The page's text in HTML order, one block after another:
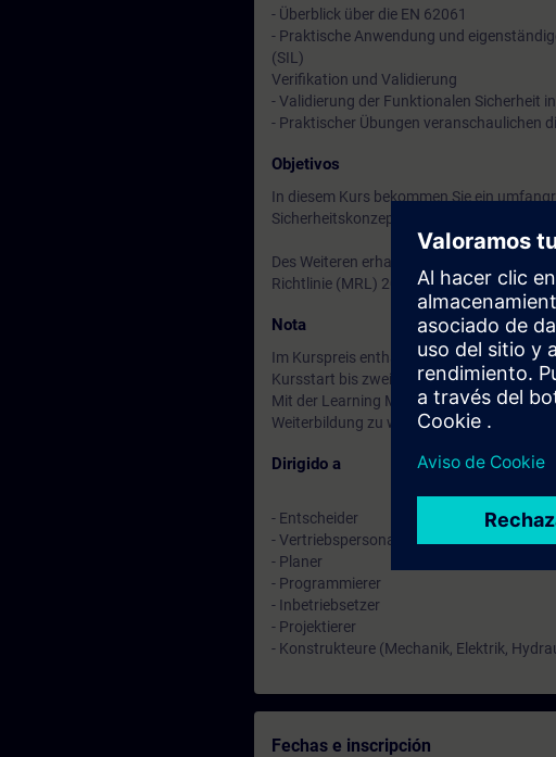
- Überblick über die EN 62061
- Praktische Anwendung und
(SIL)
Verifikation und Validierung
- Validierung der Funktionalen Sicherheit
- Praktischer Übungen veranschaulichen
Objetivos
In diesem Kurs bekommen Sie ein
Sicherheitskonzepten vermittelt. Ein
Des Weiteren erhalten Sie umfassende
Richtlinie (MRL) 2006/42/EG sowie über
Nota
Im Kurspreis enthalten: Kostenloser
Kursstart bis zwei Wochen nach
Mit der Learning Membership können Sie
Weiterbildung zu weiteren interessanten
Dirigido a
- Entscheider
- Vertriebspersonal
- Planer
- Programmierer
- Inbetriebsetzer
- Projektierer
- Konstrukteure (Mechanik, Elektrik,
Fechas e inscripción